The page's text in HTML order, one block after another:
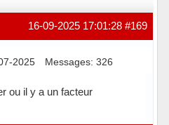
#169
16-09-2025 17:01:28
2025 Messages: 326
ou il y a un facteur